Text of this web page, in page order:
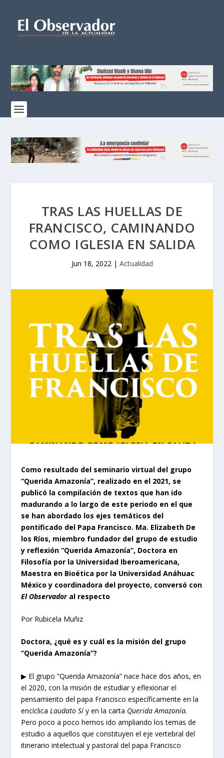
TRAS LAS HUELLAS DE
FRANCISCO, CAMINANDO
COMO IGLESIA EN SALIDA
Jun 18, 2022| Actualidad
Como resultado del seminario virtual del grupo
“Querida Amazonía”, realizado en el 2021, se
publicó la compilación de textos que han ido
madurando a lo largo de este periodo en el que
se han abordado los ejes temáticos del
pontificado del Papa Francisco. Ma. Elizabeth De
los Ríos, miembro fundador del grupo de estudio
y reflexión “Querida Amazonía”, Doctora en
Filosofía por la Universidad Iberoamericana,
Maestra en Bioética por la Universidad Anáhuac
México y coordinadora del proyecto, conversó con
El Observador al respecto
Por Rubicela Muñiz
Doctora, ¿qué es y cuál es la misión del grupo
“Querida Amazonía”?
▶ El grupo “Querida Amazonía” nace hace dos años, en
el 2020, con la misión de estudiar y eflexionar el
pensamiento del papa Francisco específicamente en la
encíclica Laudato Síy en la carta Querida Amazonía.
Pero poco a poco hemos ido ampliando los temas de
estudio a aquellos que constituyen el eje vertebral del
itinerario intelectual y pastoral del papa Francisco